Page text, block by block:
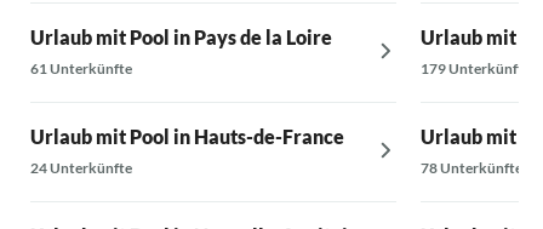
Urlaub mit Pool in Pays de la Loire
61 Unterkünfte
Urlaub mit Pool in Hauts-de-France
24 Unterkünfte
Urlaub mit
179 Unterkünfte
Urlaub mit
78 Unterkünfte